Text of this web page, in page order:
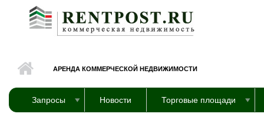
Перейти к основному содержанию
АРЕНДА КОММЕРЧЕСКОЙ НЕДВИЖИМОСТИ
Запросы Новости Торговые площади